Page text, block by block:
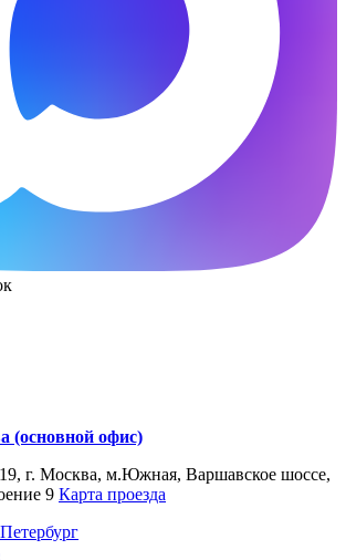
(основной офис)
г. Москва, м.Южная, Варшавское шоссе,
9 Карта проезда